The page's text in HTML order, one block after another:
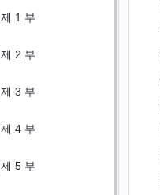
제 1 부
제 2 부
제 3 부
제 4 부
제 5 부